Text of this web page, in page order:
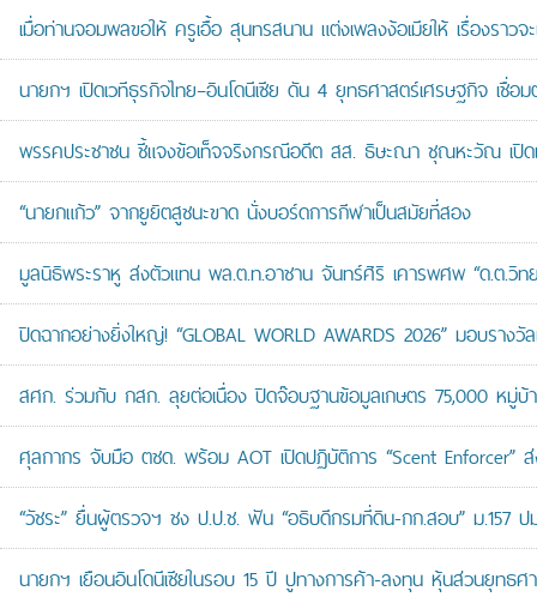
เมื่อท่านจอมพลขอให้ ครูเอื้อ สุนทรสนาน แต่งเพลงง้อเมียให้ เรื่องราวจะ
นายกฯ เปิดเวทีธุรกิจไทย–อินโดนีเซีย ดัน 4 ยุทธศาสตร์เศรษฐกิจ เ
พรรคประชาชน ชี้แจงข้อเท็จจริงกรณีอดีต สส. ธิษะณา ชุณหะวัณ เปิด
“นายกแก้ว” จากยูยิตสูชนะขาด นั่งบอร์ดการกีฬาเป็นสมัยที่สอง
มูลนิธิพระราหู ส่งตัวแทน พล.ต.ท.อาชาน จันทร์ศิริ เคารพศพ “ด.ต.วิท
ปิดฉากอย่างยิ่งใหญ่! “GLOBAL WORLD AWARDS 2026” มอบรา
สศก. ร่วมกับ กสก. ลุยต่อเนื่อง ปิดจ๊อบฐานข้อมูลเกษตร 75,000 หมู่
ศุลกากร จับมือ ตชด. พร้อม AOT เปิดปฏิบัติการ “Scent Enforcer”
“วัชระ” ยื่นผู้ตรวจฯ ชง ป.ป.ช. ฟัน “อธิบดีกรมที่ดิน-กก.สอบ” ม.157 ป
นายกฯ เยือนอินโดนีเซียในรอบ 15 ปี ปูทางการค้า-ลงทุน หุ้นส่วนยุทธศ